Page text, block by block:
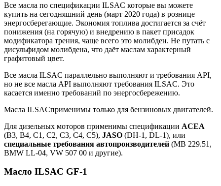
Все масла по спецификации ILSAC которые вы можете
купить на сегодняшний день (март 2020 года) в рознице –
энергосберегающие. Экономия топлива достигается за счёт
понижения (на горячую) и внедрению в пакет присадок
модификатора трения, чаще всего это молибден. Не путать с
дисульфидом молибдена, что даёт маслам характерный
графитовый цвет.
Все масла ILSAC параллельно выполняют и требования API,
но не все масла API выполняют требования ILSAC. Это
касается именно требований по энергосбережению.
Масла ILSACприменимы только для бензиновых двигателей.
Для дизельных моторов применимы спецификации ACEA
(B3, B4, C1, C2, C3, C4, С5), JASO (DH-1, DL-1), или
специальные требования автопроизводителей (MB 229.51,
BMW LL-04, VW 507 00 и другие).
Масло ILSAC GF-1